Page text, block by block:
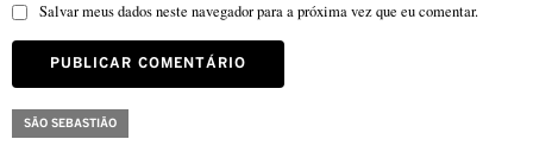
Salvar meus dados neste navegador para a próxima vez que eu comentar.
SÃO SEBASTIÃO